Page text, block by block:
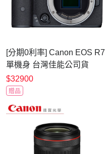
[分期0利率] Canon EOS R7
單機身 台灣佳能公司貨
$32900
贈品